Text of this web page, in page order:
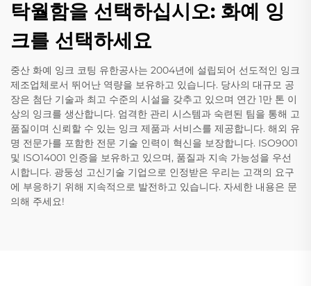
탁월함을 선택하십시오: 화예 잉
크를 선택하세요
중산 화예 잉크 코팅 유한공사는 2004년에 설립되어 선도적인 잉크
제조업체로서 뛰어난 역량을 보유하고 있습니다. 당사의 대규모 공
장은 첨단 기술과 최고 수준의 시설을 갖추고 있으며 연간 1만 톤 이
상의 잉크를 생산합니다. 엄격한 관리 시스템과 숙련된 팀을 통해 고
품질이며 신뢰할 수 있는 잉크 제품과 서비스를 제공합니다. 해외 유
명 전문가를 포함한 전문 기술 인력이 혁신을 보장합니다. ISO9001
및 ISO14001 인증을 보유하고 있으며, 품질과 지속 가능성을 우선
시합니다. 광둥성 고신기술 기업으로 인정받은 우리는 고객의 요구
에 부응하기 위해 지속적으로 발전하고 있습니다. 자세한 내용은 문
의해 주세요!